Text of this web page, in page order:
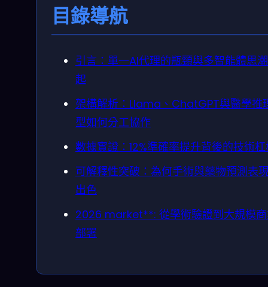
目錄導航
引言：單一AI代理的瓶頸與多智能體思
起
架構解析：Llama、ChatGPT與醫學推
型如何分工協作
數據實證：12%準確率提升背後的技術
可解釋性突破：為何手術與藥物預測表
出色
2026 market**: 從學術驗證到大規模
部署